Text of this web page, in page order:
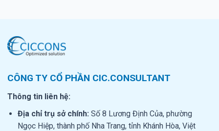
CÔNG TY CỔ PHẦN CIC.CONSULTANT
Thông tin liên hệ:
Địa chỉ trụ sở chính: Số 8 Lương Định Của, phường
Ngọc Hiệp, thành phố Nha Trang, tỉnh Khánh Hòa, Việt